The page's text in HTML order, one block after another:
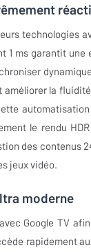
technologies
1 ms garantit
améliorer la
le rendu
des
jeux vidéo.
moderne
Google TV
rapidement